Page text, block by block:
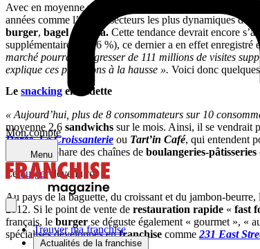
Mon compte
Menu
Trouver ma franchise
Actualités de la franchise
Avec en moyenne une soixantaine d’
à la
années comme l’un des secteurs les plus dynamiques du
burger, bagelet pizza. Cette tendance devrait encore
supplémentaires (+0,6 %), ce dernier a en effet
marché pourrait progresser de 111 millions de visites
explique ces prévisions à la hausse ». Voici donc
Le snacking en vedette
« Aujourd’hui, plus de 8 consommateurs sur 10
moyenne 2,6 sandwichs sur le mois. Ainsi, il se vendrait
Dorée,La Croissanterie ou Tart’in Café, qui entendent
un produit phare des chaînes de boulangeries-pâtisseries
Le burgerdevenu roi
Au pays de la baguette, du croissant et du jambon-beurre,
2012. Si le point de vente de restauration rapide « fast
français, le burger se déguste également « gourmet », «
spécialisés développés enfranchise comme 231 East